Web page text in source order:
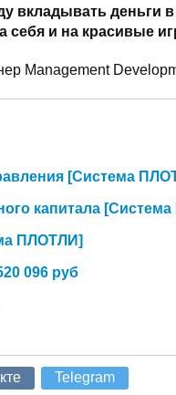
вкладывать деньги
себя и на красивые
Management
[Система
капитала
ПЛОТЛИ]
096 руб
Telegram